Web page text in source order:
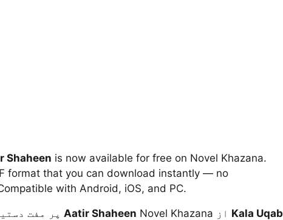
Shaheen is now available for free on Novel Khazana.
format that you can download instantly — no
with Android, iOS, and PC.
Kala Uqab از Aatir Shaheen